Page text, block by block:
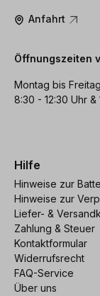
Anfahrt
Öffnungszeiten
Montag bis Freitag
8:30 - 12:30 Uhr &
Hilfe
Hinweise zur
Hinweise zur
Liefer- &
Zahlung & Steuer
Kontaktformular
Widerrufsrecht
FAQ-Service
Über uns